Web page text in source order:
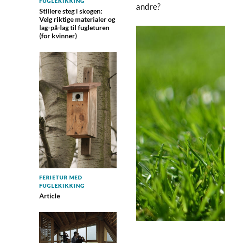
Stillere steg i skogen:
Velg riktige materialer og
lag-på-lag til fugleturen
(for kvinner)
FERIETUR MED
FUGLEKIKKING
Article
andre?